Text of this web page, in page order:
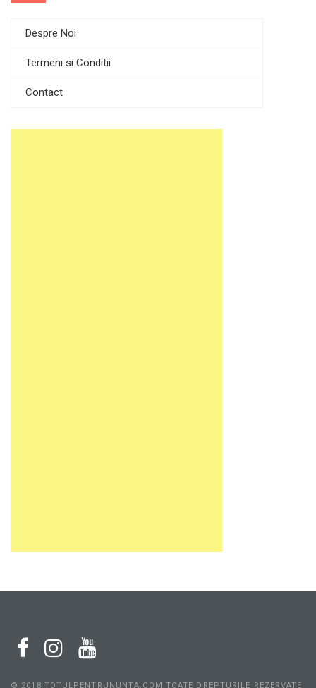
Despre Noi
Termeni si Conditii
Contact
© 2018 TOTULPENTRUNUNTA.COM TOATE DREPTURILE REZERVATE